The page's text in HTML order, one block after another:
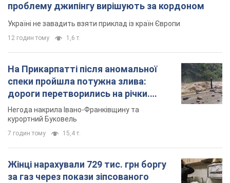
проблему джипінгу вирішують за кордоном
Україні не завадить взяти приклад із країн Європи
12 годин тому 1,6 т.
На Прикарпатті після аномальної
спеки пройшла потужна злива:
дороги перетворились на річки.
Відео
Негода накрила Івано-Франківщину та
курортний Буковель
7 годин тому 15,4 т.
Жінці нарахували 729 тис. грн боргу
за газ через покази зіпсованого